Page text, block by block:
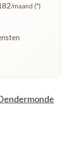
/maand (*)